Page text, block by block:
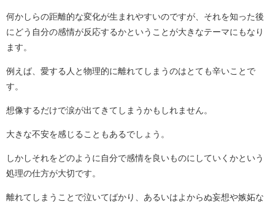
何かしらの距離的な変化が生まれやすいのですが、それを知った後
にどう自分の感情が反応するかということが大きなテーマにもなり
ます。
例えば、愛する人と物理的に離れてしまうのはとても辛いことで
す。
想像するだけで涙が出てきてしまうかもしれません。
大きな不安を感じることもあるでしょう。
しかしそれをどのように自分で感情を良いものにしていくかという
処理の仕方が大切です。
離れてしまうことで泣いてばかり、あるいはよからぬ妄想や嫉妬な